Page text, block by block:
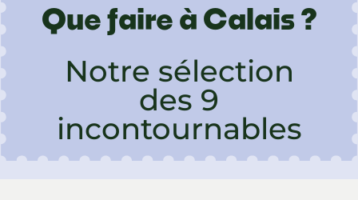
Que faire à Calais ?
Notre sélection
des 9
incontournables